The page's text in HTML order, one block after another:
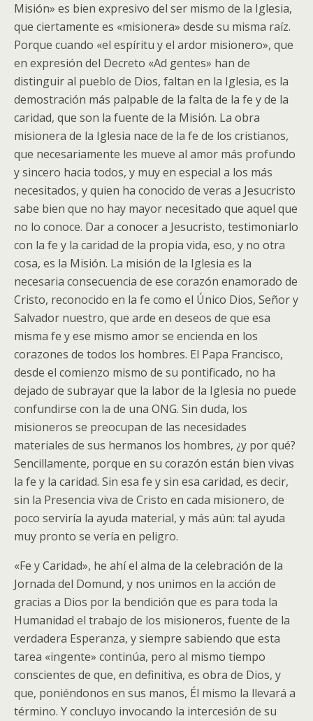
Misión» es bien expresivo del ser mismo de la Iglesia,
que ciertamente es «misionera» desde su misma raíz.
Porque cuando «el espíritu y el ardor misionero», que
en expresión del Decreto «Ad gentes» han de
distinguir al pueblo de Dios, faltan en la Iglesia, es la
demostración más palpable de la falta de la fe y de la
caridad, que son la fuente de la Misión. La obra
misionera de la Iglesia nace de la fe de los cristianos,
que necesariamente les mueve al amor más profundo
y sincero hacia todos, y muy en especial a los más
necesitados, y quien ha conocido de veras a Jesucristo
sabe bien que no hay mayor necesitado que aquel que
no lo conoce. Dar a conocer a Jesucristo, testimoniarlo
con la fe y la caridad de la propia vida, eso, y no otra
cosa, es la Misión. La misión de la Iglesia es la
necesaria consecuencia de ese corazón enamorado de
Cristo, reconocido en la fe como el Único Dios, Señor y
Salvador nuestro, que arde en deseos de que esa
misma fe y ese mismo amor se encienda en los
corazones de todos los hombres. El Papa Francisco,
desde el comienzo mismo de su pontificado, no ha
dejado de subrayar que la labor de la Iglesia no puede
confundirse con la de una ONG. Sin duda, los
misioneros se preocupan de las necesidades
materiales de sus hermanos los hombres, ¿y por qué?
Sencillamente, porque en su corazón están bien vivas
la fe y la caridad. Sin esa fe y sin esa caridad, es decir,
sin la Presencia viva de Cristo en cada misionero, de
poco serviría la ayuda material, y más aún: tal ayuda
muy pronto se vería en peligro.
«Fe y Caridad», he ahí el alma de la celebración de la
Jornada del Domund, y nos unimos en la acción de
gracias a Dios por la bendición que es para toda la
Humanidad el trabajo de los misioneros, fuente de la
verdadera Esperanza, y siempre sabiendo que esta
tarea «ingente» continúa, pero al mismo tiempo
conscientes de que, en definitiva, es obra de Dios, y
que, poniéndonos en sus manos, Él mismo la llevará a
término. Y concluyo invocando la intercesión de su